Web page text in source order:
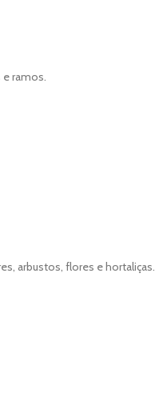
ramos.
arbustos, flores e hortaliças.